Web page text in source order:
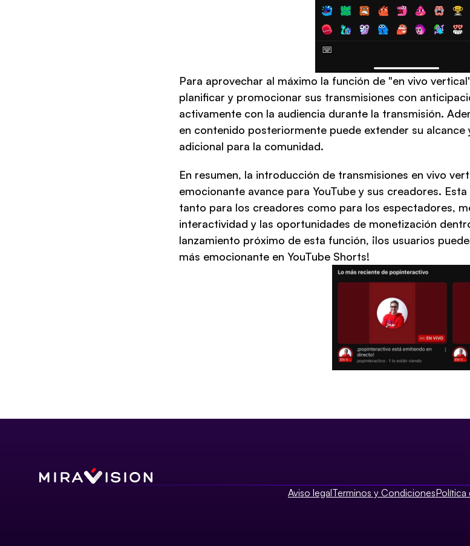
Para aprovechar al máximo la función de "en vivo
planificar y promocionar sus transmisiones con
activamente con la audiencia durante la transmisión.
en contenido posteriormente puede extender su
adicional para la comunidad.
En resumen, la introducción de transmisiones en vivo
emocionante avance para YouTube y sus creadores.
tanto para los creadores como para los espectadores,
interactividad y las oportunidades de monetización
lanzamiento próximo de esta función, ¡los usuarios
más emocionante en YouTube Shorts!
Aviso legalTerminos y CondicionesPolítica